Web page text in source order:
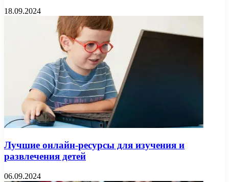
18.09.2024
Лучшие онлайн-ресурсы для изучения и
развлечения детей
06.09.2024